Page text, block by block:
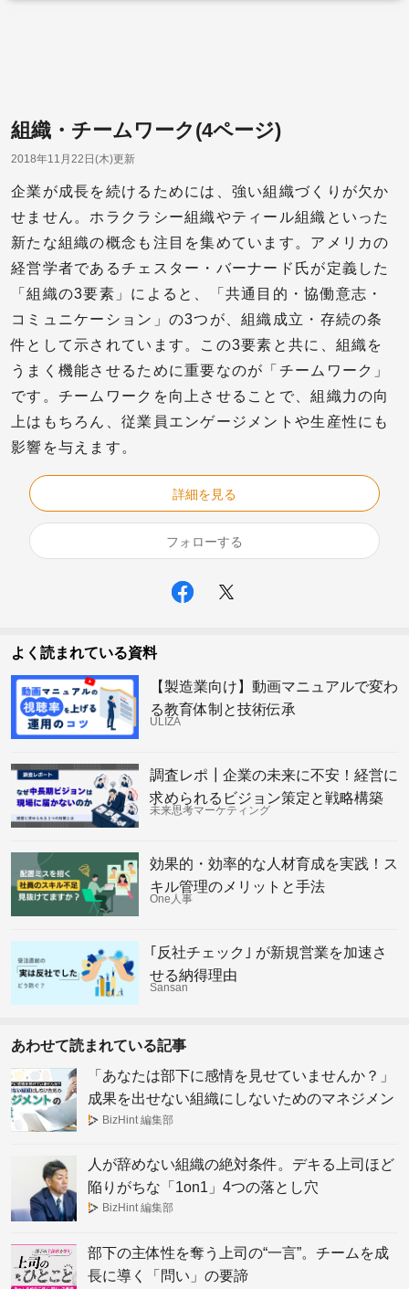
組織・チームワーク(4ページ)
2018年11月22日(木)更新
企業が成長を続けるためには、強い組織づくりが欠か
せません。ホラクラシー組織やティール組織といった
新たな組織の概念も注目を集めています。アメリカの
経営学者であるチェスター・バーナード氏が定義した
「組織の3要素」によると、「共通目的・協働意志・
コミュニケーション」の3つが、組織成立・存続の条
件として示されています。この3要素と共に、組織を
うまく機能させるために重要なのが「チームワーク」
です。チームワークを向上させることで、組織力の向
上はもちろん、従業員エンゲージメントや生産性にも
影響を与えます。
詳細を見る
フォローする
よく読まれている資料
【製造業向け】動画マニュアルで変わ
る教育体制と技術伝承
ULIZA
調査レポ┃企業の未来に不安！経営に
求められるビジョン策定と戦略構築
未来思考マーケティング
効果的・効率的な人材育成を実践！ス
キル管理のメリットと手法
One人事
｢反社チェック｣ が新規営業を加速さ
せる納得理由
Sansan
あわせて読まれている記事
「あなたは部下に感情を見せていませんか？」
成果を出せない組織にしないためのマネジメン
トの極意
BizHint 編集部
人が辞めない組織の絶対条件。デキる上司ほど
陥りがちな「1on1」4つの落とし穴
BizHint 編集部
部下の主体性を奪う上司の“一言”。チームを成
長に導く「問い」の要諦